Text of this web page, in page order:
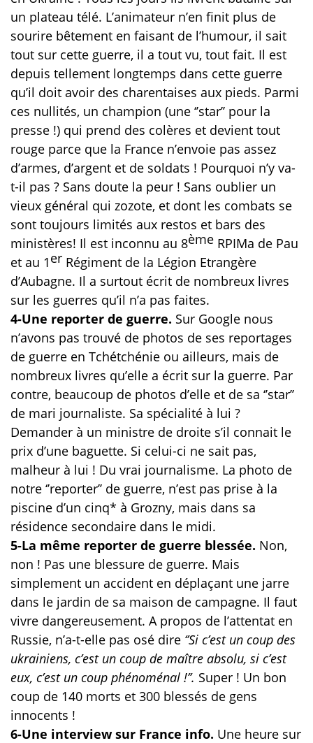
un plateau télé. L’animateur n’en finit plus de
sourire bêtement en faisant de l’humour, il sait
tout sur cette guerre, il a tout vu, tout fait. Il est
depuis tellement longtemps dans cette guerre
qu’il doit avoir des charentaises aux pieds. Parmi
ces nullités, un champion (une ‘’star’’ pour la
presse !) qui prend des colères et devient tout
rouge parce que la France n’envoie pas assez
d’armes, d’argent et de soldats ! Pourquoi n’y va-
t-il pas ? Sans doute la peur ! Sans oublier un
vieux général qui zozote, et dont les combats se
sont toujours limités aux restos et bars des
ministères! Il est inconnu au 8ème RPIMa de Pau
et au 1er Régiment de la Légion Etrangère
d’Aubagne. Il a surtout écrit de nombreux livres
sur les guerres qu’il n’a pas faites.
4-Une reporter de guerre. Sur Google nous
n’avons pas trouvé de photos de ses reportages
de guerre en Tchétchénie ou ailleurs, mais de
nombreux livres qu’elle a écrit sur la guerre. Par
contre, beaucoup de photos d’elle et de sa ‘’star’’
de mari journaliste. Sa spécialité à lui ?
Demander à un ministre de droite s’il connait le
prix d’une baguette. Si celui-ci ne sait pas,
malheur à lui ! Du vrai journalisme. La photo de
notre ‘’reporter’’ de guerre, n’est pas prise à la
piscine d’un cinq* à Grozny, mais dans sa
résidence secondaire dans le midi.
5-La même reporter de guerre blessée. Non,
non ! Pas une blessure de guerre. Mais
simplement un accident en déplaçant une jarre
dans le jardin de sa maison de campagne. Il faut
vivre dangereusement. A propos de l’attentat en
Russie, n’a-t-elle pas osé dire ‘’Si c’est un coup des
ukrainiens, c’est un coup de maître absolu, si c’est
eux, c’est un coup phénoménal !’’. Super ! Un bon
coup de 140 morts et 300 blessés de gens
innocents !
6-Une interview sur France info. Une heure sur